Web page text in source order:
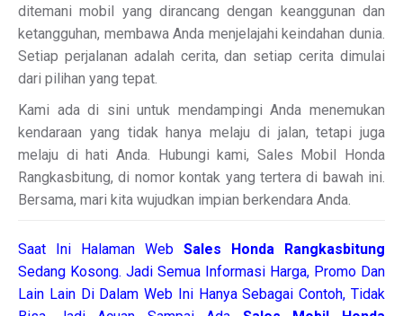
ditemani mobil yang dirancang dengan keanggunan dan
ketangguhan, membawa Anda menjelajahi keindahan dunia.
Setiap perjalanan adalah cerita, dan setiap cerita dimulai
dari pilihan yang tepat.
Kami ada di sini untuk mendampingi Anda menemukan
kendaraan yang tidak hanya melaju di jalan, tetapi juga
melaju di hati Anda. Hubungi kami, Sales Mobil Honda
Rangkasbitung, di nomor kontak yang tertera di bawah ini.
Bersama, mari kita wujudkan impian berkendara Anda.
Saat Ini Halaman Web Sales
Honda Rangkasbitung
Sedang Kosong. Jadi Semua Informasi Harga, Promo Dan
Lain Lain Di Dalam Web Ini Hanya Sebagai Contoh, Tidak